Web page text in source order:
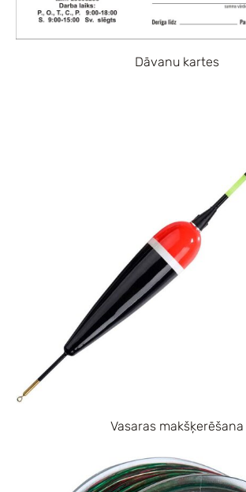
Dāvanu kartes
Vasaras makšķerēšana